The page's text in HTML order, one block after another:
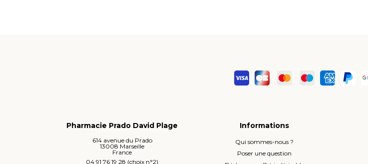
Pharmacie Prado David Plage
614 avenue du Prado
13008 Marseille
France
04 91 76 19 28 (choix n°2)
Informations
Qui sommes-nous ?
Poser une question